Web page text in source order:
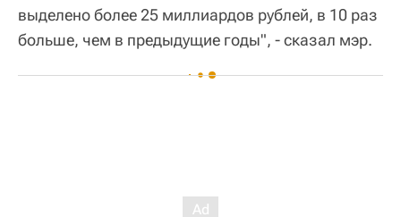
выделено более 25 миллиардов рублей, в 10 раз
больше, чем в предыдущие годы", - сказал мэр.